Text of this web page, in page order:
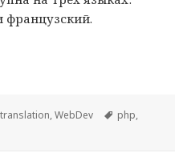
французский.
— версия 1.3
Рубрики
translation,WebDev Метки
php,